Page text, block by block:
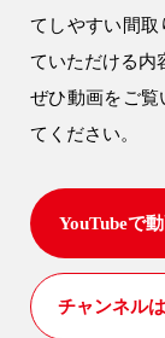
てしやすい間取
ていただける内
ぜひ動画をご覧
てください。
YouTubeで
チャンネル
アフタ
注文住宅
0120-
リフォーム
0120-
アフターメン